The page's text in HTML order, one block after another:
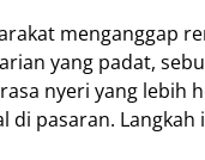
menganggap
yang padat,
nyeri yang lebih
di pasaran.